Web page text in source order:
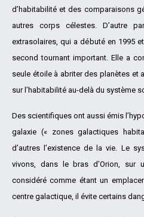
d’habitabilité et des comparaisons
autres corps célestes. D’autre
extrasolaires, qui a débuté en 1995
second tournant important. Elle a
seule étoile à abriter des planètes et
sur l’habitabilité au-delà du système
Des scientifiques ont aussi émis
galaxie (« zones galactiques
d’autres l’existence de la vie. Le
vivons, dans le bras d’Orion,
considéré comme étant un
centre galactique, il évite certains